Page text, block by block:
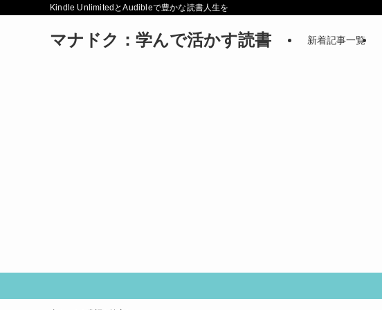
Kindle UnlimitedとAudibleで豊かな読書人生を
マナドク：学んで活かす読書 新着記事一覧